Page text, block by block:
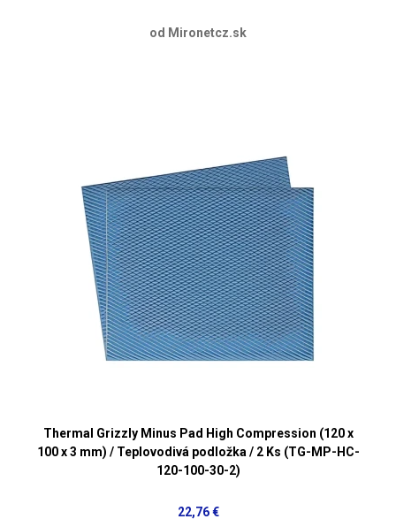
od Mironetcz.sk
Thermal Grizzly Minus Pad High Compression (120 x
100 x 3 mm) / Teplovodivá podložka / 2 Ks (TG-MP-HC-
120-100-30-2)
22,76 €